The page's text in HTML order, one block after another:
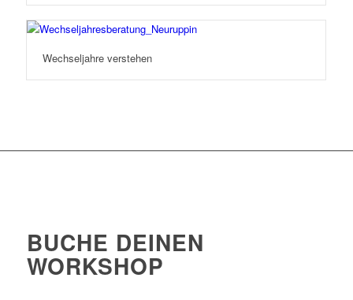
Wechseljahre verstehen
BUCHE DEINEN
WORKSHOP